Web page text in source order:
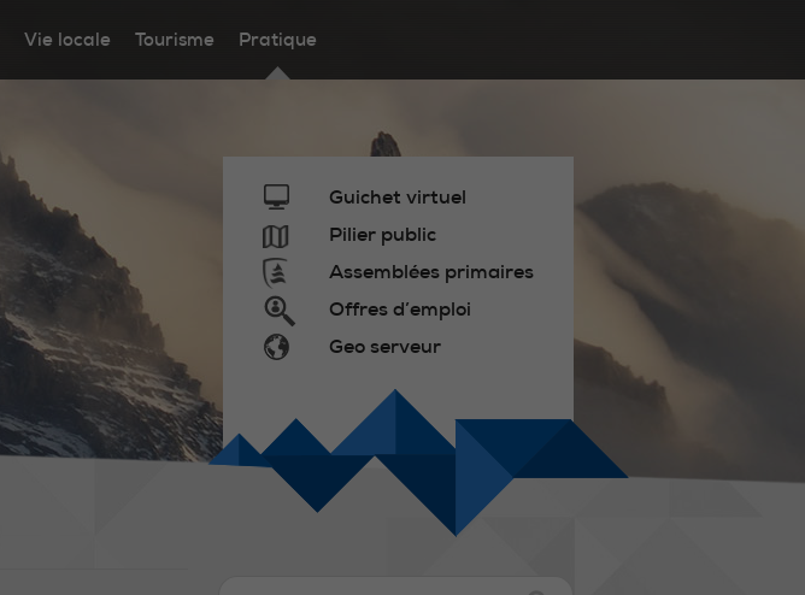
Vie locale Tourisme Pratique
Guichet virtuel
Pilier public
Assemblées primaires
Offres d’emploi
Geo serveur